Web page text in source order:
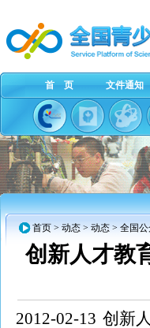
首 页 文件通知
首页 > 动态 > 动态 > 全国
创新人才教
2012-02-13 创新